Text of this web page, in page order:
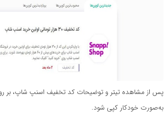
پس از مشاهده تیتر و توضیحات کد تخفیف اسنپ شاپ، بر
به‌صورت خودکار کپی شود.